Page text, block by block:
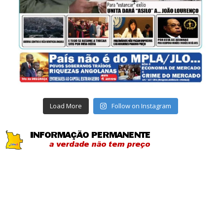
Load More Follow on Instagram